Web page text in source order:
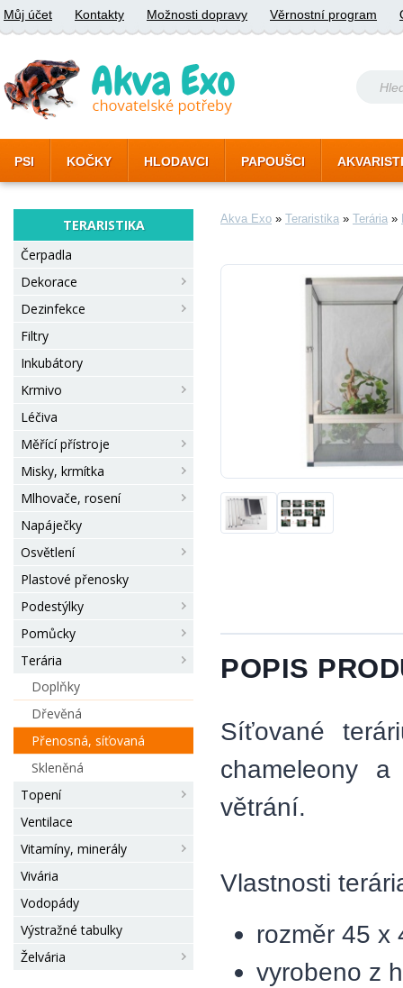
Můj účet Kontakty Možnosti dopravy Věrnostní program
PSI KOČKY HLODAVCI PAPOUŠCI
TERARISTIKA
Čerpadla
Dekorace
Dezinfekce
Filtry
Inkubátory
Krmivo
Léčiva
Měřící přístroje
Misky, krmítka
Mlhovače, rosení
Napáječky
Osvětlení
Plastové přenosky
Podestýlky
Pomůcky
Terária
Doplňky
Dřevěná
Přenosná, síťovaná
Skleněná
Topení
Ventilace
Vitamíny, minerály
Vivária
Vodopády
Výstražné tabulky
Želvária
Akva Exo » Teraristika » Terária »
POPIS
Síťované
chameleony
větrání.
Vlastnosti
rozměr 45 x
vyrobeno z